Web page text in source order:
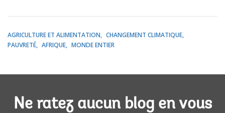
AGRICULTURE ET ALIMENTATION
CHANGEMENT CLIMATIQUE
PAUVRETÉ
AFRIQUE MONDE ENTIER
Ne ratez aucun blog en vous